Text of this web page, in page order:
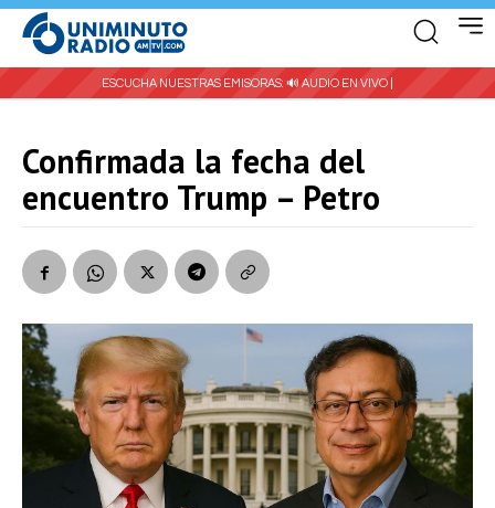
ESCUCHA NUESTRAS EMISORAS: 🔊 AUDIO EN VIVO |
Confirmada la fecha del
encuentro Trump – Petro